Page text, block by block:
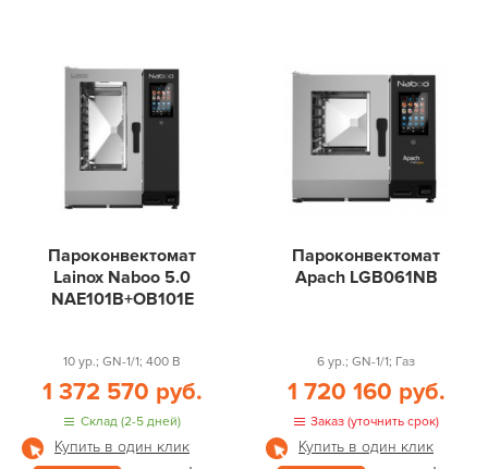
Пароконвектомат
Lainox Naboo 5.0
NAE101B+OB101E
10 ур.; GN-1/1; 400 В
1 372 570 руб.
Склад (2-5 дней)
Купить в один клик
Пароконвектомат
Apach LGB061NB
6 ур.; GN-1/1; Газ
1 720 160 руб.
Заказ (уточнить срок)
Купить в один клик